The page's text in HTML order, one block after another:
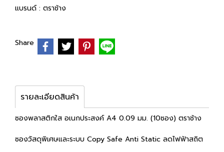
แบรนด์ : ตราช้าง
Share
รายละเอียดสินค้า
ซองพลาสติกใส อเนกประสงค์ A4 0.09 มม. (10ซอง) ตราช้าง
ซองวัสดุพิเศษและระบบ Copy Safe Anti Static ลดไฟฟ้าสถิต